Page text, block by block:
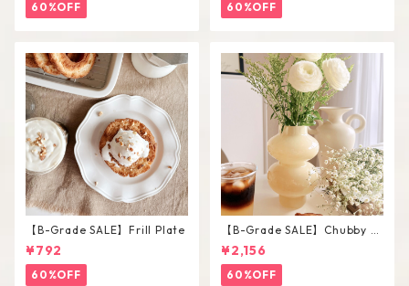
60%OFF 60%OFF
【B-Grade SALE】Frill Plate
¥792
60%OFF
【B-Grade SALE】Chubby V
ase / L
¥2,156
60%OFF